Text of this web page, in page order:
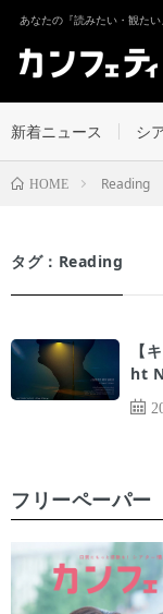
あなたの『読みたい・観たい
新着ニュース シ
HOME Reading
タグ：Reading
【
ht
フリーペーパー